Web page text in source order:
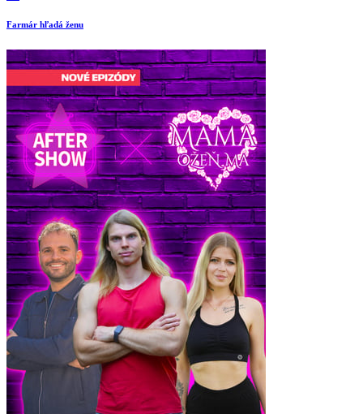
Farmár hľadá ženu